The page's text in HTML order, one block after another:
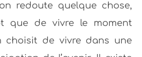
redoute quelque chose,
que de vivre le moment
choisit de vivre dans une